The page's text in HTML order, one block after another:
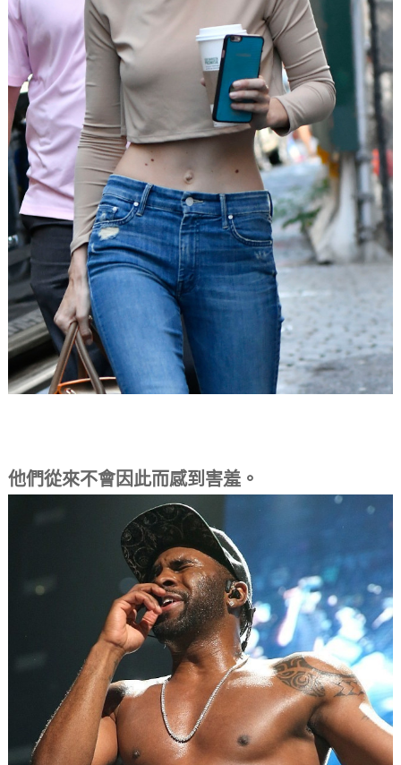
他們從來不會因此而感到害羞。